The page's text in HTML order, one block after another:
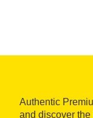
Authentic
and discover